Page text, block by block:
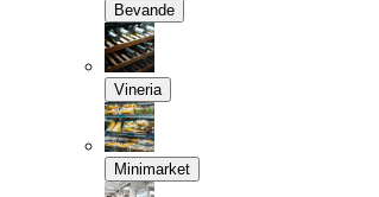
Bevande
Vineria
Minimarket